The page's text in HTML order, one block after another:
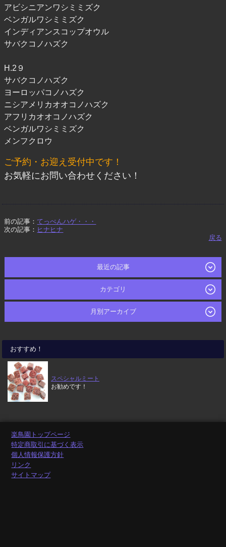
アビシニアンワシミミズク
ベンガルワシミミズク
インディアンスコップオウル
サバクコノハズク
H.2９
サバクコノハズク
ヨーロッパコノハズク
ニシアメリカオオコノハズク
アフリカオオコノハズク
ベンガルワシミミズク
メンフクロウ
ご予約・お迎え受付中です！
お気軽にお問い合わせください！
前の記事：てっぺんハゲ・・・
次の記事： ヒナヒナ
戻る
最近の記事
カテゴリ
月別アーカイブ
おすすめ！
スペシャルミート
お勧めです！
楽鳥園トップページ
特定商取引に基づく表示
個人情報保護方針
リンク
サイトマップ